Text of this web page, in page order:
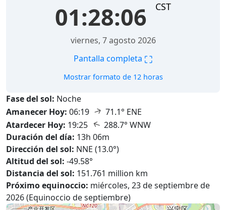
01:28:08 CST
viernes, 7 agosto 2026
Pantalla completa ⛶
Mostrar formato de 12 horas
Fase del sol: Noche
Amanecer Hoy: 06:19 ↑ 71.1° ENE
Atardecer Hoy: 19:25 ↑ 288.7° WNW
Duración del día: 13h 06m
Dirección del sol: NNE (13.0°)
Altitud del sol: -49.58°
Distancia del sol: 151.761 million km
Próximo equinoccio: miércoles, 23 de septiembre de
2026 (Equinoccio de septiembre)